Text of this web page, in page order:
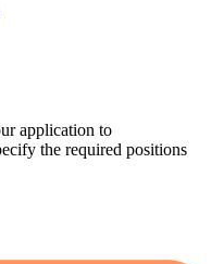
application to
the required positions